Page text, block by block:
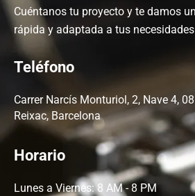
Cuéntanos tu proyecto y te damos
rápida y adaptada a tus necesidades
Teléfono
Carrer Narcís Monturiol, 2, Nave 4,
Reixac, Barcelona
Horario
Lunes a Viernes: 8 AM - 8 PM